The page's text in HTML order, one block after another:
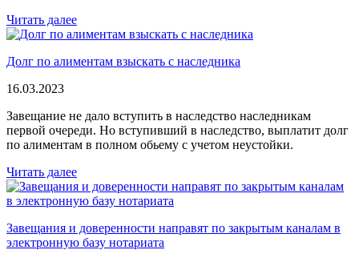
Читать далее
Долг по алиментам взыскать с наследника
16.03.2023
Завещание не дало вступить в наследство наследникам
первой очереди. Но вступивший в наследство, выплатит долг
по алиментам в полном обьему с учетом неустойки.
Читать далее
Завещания и доверенности направят по закрытым каналам в
электронную базу нотариата